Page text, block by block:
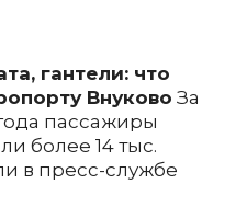
гантели: что
Внуково За
пассажиры
более 14 тыс.
в пресс-службе